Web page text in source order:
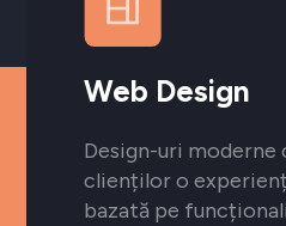
Web Design
Design-uri moderne
clienților o
bazată pe